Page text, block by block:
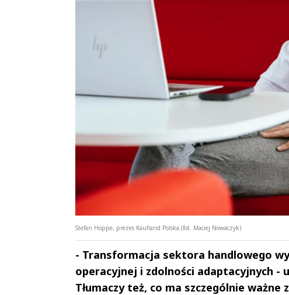
Stefan Hoppe, prezes Kaufland Polska (fot. Maciej Nowaczyk)
- Transformacja sektora handlowego
operacyjnej i zdolności adaptacyjnych -
Tłumaczy też, co ma szczególnie